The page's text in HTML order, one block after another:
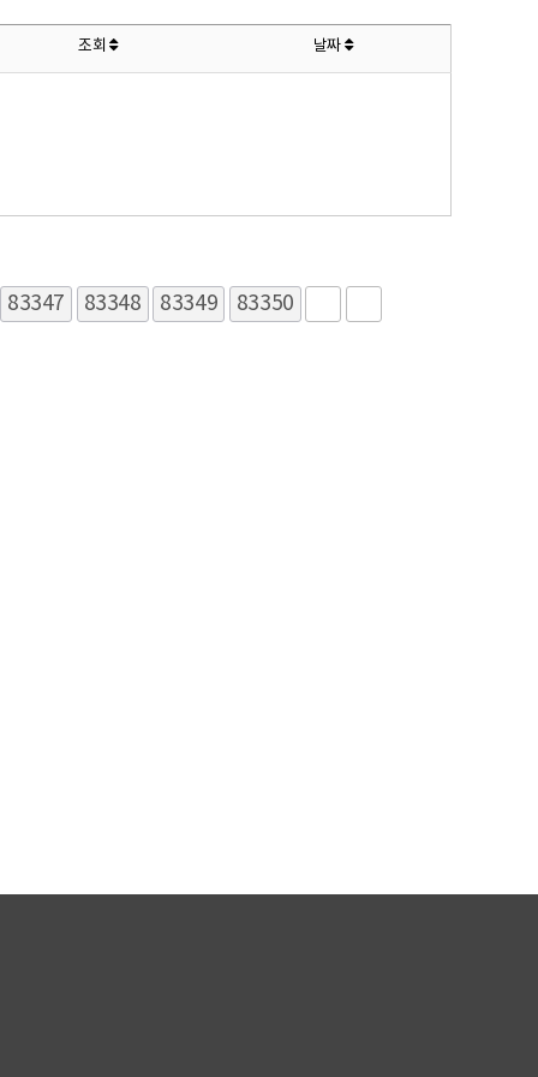
조회 날짜
83347 83348 83349 83350